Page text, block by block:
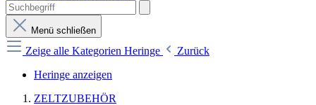
Menü schließen
Zeige alle Kategorien Heringe
Zurück
Heringe anzeigen
ZELTZUBEHÖR